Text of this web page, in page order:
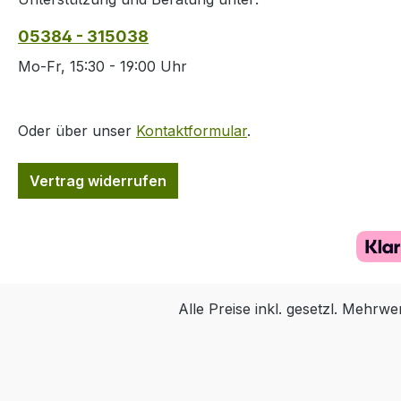
dieser Adapter für
denjenigen, der sein
möchte um es zum
montieren. Eben so für
den Jäger der
ZF Aussendurchmesser
05384 - 315038
Mo-Fr, 15:30 - 19:00 Uhr
Oder über unser Kontaktformular.
Vertrag widerrufen
Alle Preise inkl. gesetzl.